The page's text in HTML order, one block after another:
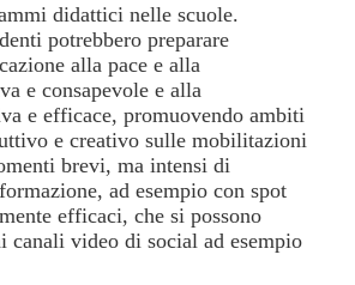
didattici nelle scuole.
potrebbero preparare
alla pace e alla
e consapevole e alla
e efficace, promuovendo ambiti
e creativo sulle mobilitazioni
brevi, ma intensi di
ad esempio con spot
efficaci, che si possono
canali video di social ad esempio